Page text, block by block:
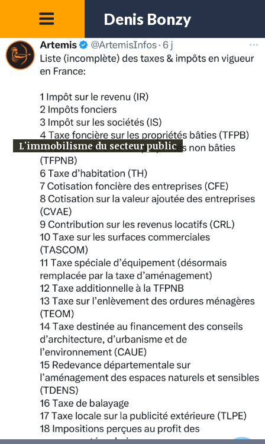
Denis Bonzy
L'immobilisme du secteur public